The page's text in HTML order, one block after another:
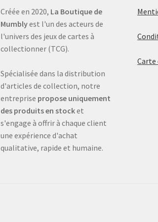
Créée en 2020, La Boutique de
Mumblyest l'un des acteurs de
l'univers des jeux de cartes à
collectionner (TCG).
Spécialisée dans la distribution
d'articles de collection, notre
entreprise propose uniquement
des produits en stocket
s'engage à offrir à chaque client
une expérience d'achat
qualitative, rapide et humaine.
Carte